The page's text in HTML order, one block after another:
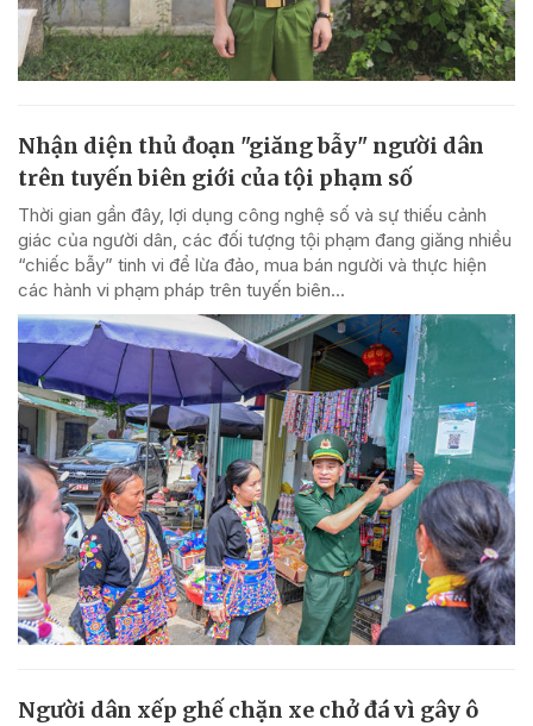
Nhận diện thủ đoạn "giăng bẫy" người dân
trên tuyến biên giới của tội phạm số
Thời gian gần đây, lợi dụng công nghệ số và sự thiếu cảnh
giác của người dân, các đối tượng tội phạm đang giăng nhiều
“chiếc bẫy” tinh vi để lừa đảo, mua bán người và thực hiện
các hành vi phạm pháp trên tuyến biên...
Người dân xếp ghế chặn xe chở đá vì gây ô